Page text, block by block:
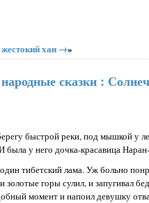
хан →»
сказки :
быстрой реки, под мышкой у
была у него дочка-красавица
тибетский лама. Уж больно
золотые горы сулил, и запугивал
момент и напоил девушку